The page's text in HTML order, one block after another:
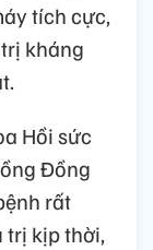
tích cực,
kháng
Hồi sức
Đồng
rất
trị kịp thời,